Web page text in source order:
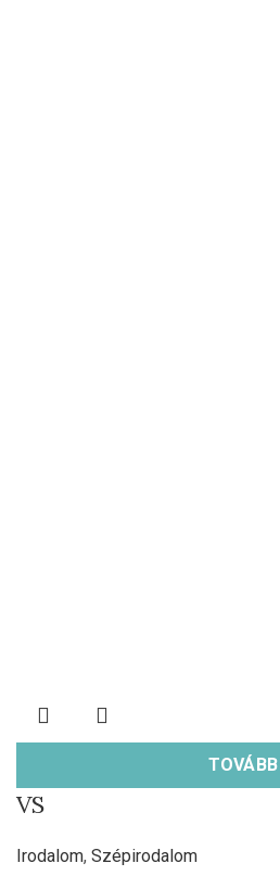
TOVÁBB
VS
Irodalom, Szépirodalom